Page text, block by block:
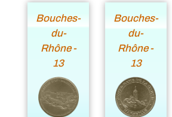
Bouches-
du-
Rhône -
13
Bouches-
du-
Rhône -
13